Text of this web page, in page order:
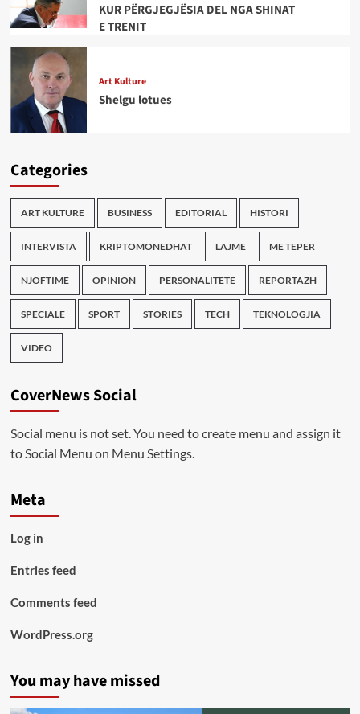
KUR PËRGJEGJËSIA DEL NGA SHINAT
E TRENIT
Art Kulture
Shelgu lotues
Categories
ART KULTURE BUSINESS EDITORIAL HISTORI
INTERVISTA KRIPTOMONEDHAT LAJME ME TEPER
NJOFTIME OPINION PERSONALITETE REPORTAZH
SPECIALE SPORT STORIES TECH TEKNOLOGJIA
VIDEO
CoverNews Social
Social menu is not set. You need to create menu and assign it
to Social Menu on Menu Settings.
Meta
Log in
Entries feed
Comments feed
WordPress.org
You may have missed